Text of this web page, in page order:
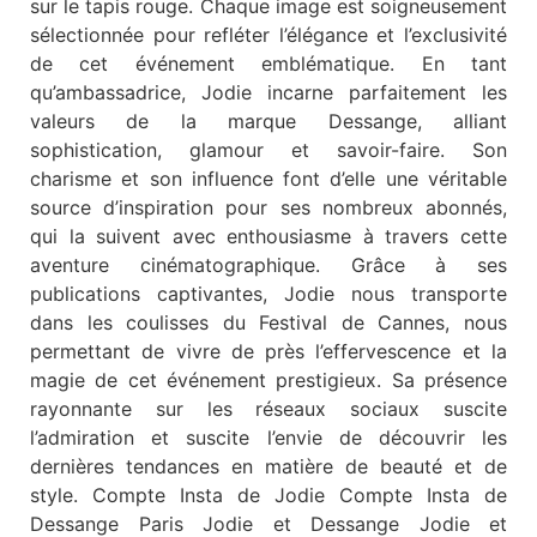
sur le tapis rouge. Chaque image est soigneusement
sélectionnée pour refléter l’élégance et l’exclusivité
de cet événement emblématique. En tant
qu’ambassadrice, Jodie incarne parfaitement les
valeurs de la marque Dessange, alliant
sophistication, glamour et savoir-faire. Son
charisme et son influence font d’elle une véritable
source d’inspiration pour ses nombreux abonnés,
qui la suivent avec enthousiasme à travers cette
aventure cinématographique. Grâce à ses
publications captivantes, Jodie nous transporte
dans les coulisses du Festival de Cannes, nous
permettant de vivre de près l’effervescence et la
magie de cet événement prestigieux. Sa présence
rayonnante sur les réseaux sociaux suscite
l’admiration et suscite l’envie de découvrir les
dernières tendances en matière de beauté et de
style. Compte Insta de Jodie Compte Insta de
Dessange Paris Jodie et Dessange Jodie et